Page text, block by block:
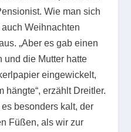
Wie man sich
Weihnachten
„Aber es gab einen
und die Mutter hatte
eingewickelt,
hängte“, erzählt Dreitler.
besonders kalt, der
Füßen, als wir zur